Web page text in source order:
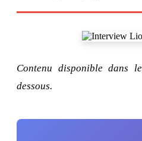
Contenu disponible dans
dessous.